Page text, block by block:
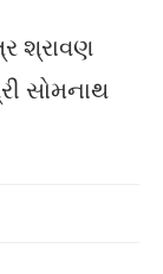
શ્રાવણ
સોમનાથ